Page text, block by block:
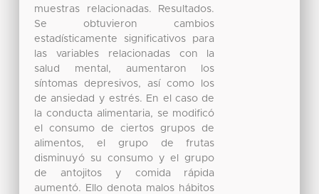
muestras relacionadas. Resultados.
Se obtuvieron cambios
estadísticamente significativos para
las variables relacionadas con la
salud mental, aumentaron los
síntomas depresivos, así como los
de ansiedad y estrés. En el caso de
la conducta alimentaria, se modificó
el consumo de ciertos grupos de
alimentos, el grupo de frutas
disminuyó su consumo y el grupo
de antojitos y comida rápida
aumentó. Ello denota malos hábitos